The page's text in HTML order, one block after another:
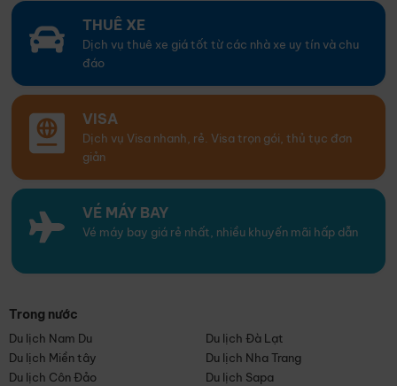
THUÊ XE
Dịch vụ thuê xe giá tốt từ các nhà xe uy tín và chu
đáo
VISA
Dịch vụ Visa nhanh, rẻ. Visa trọn gói, thủ tục đơn
giản
VÉ MÁY BAY
Vé máy bay giá rẻ nhất, nhiều khuyến mãi hấp dẫn
Trong nước
Du lịch Nam Du
Du lịch Đà Lạt
Du lịch Miền tây
Du lịch Nha Trang
Du lịch Côn Đảo
Du lịch Sapa